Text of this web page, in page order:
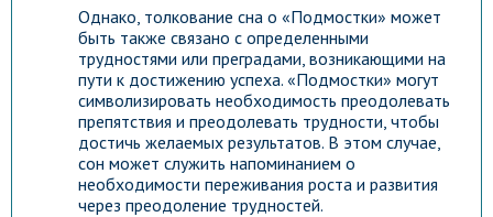
Однако, толкование сна о «Подмостки» может
быть также связано с определенными
трудностями или преградами, возникающими на
пути к достижению успеха. «Подмостки» могут
символизировать необходимость преодолевать
препятствия и преодолевать трудности, чтобы
достичь желаемых результатов. В этом случае,
сон может служить напоминанием о
необходимости переживания роста и развития
через преодоление трудностей.